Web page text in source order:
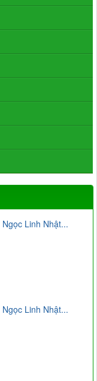
Linh Nhật...
Linh Nhật...